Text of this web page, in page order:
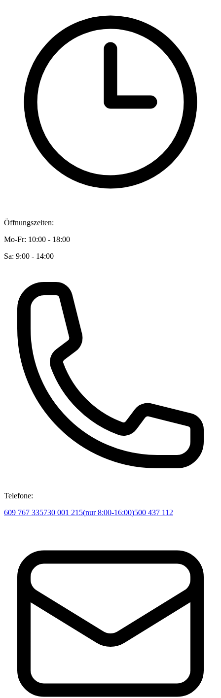
Öffnungszeiten:
Mo-Fr: 10:00 - 18:00
Sa: 9:00 - 14:00
Telefone:
609 767 335730 001 215(nur 8:00-16:00)500 437 112